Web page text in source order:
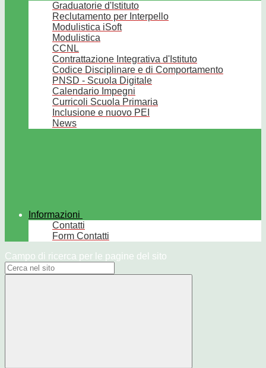
Graduatorie d'Istituto
Reclutamento per Interpello
Modulistica iSoft
Modulistica
CCNL
Contrattazione Integrativa d'Istituto
Codice Disciplinare e di Comportamento
PNSD - Scuola Digitale
Calendario Impegni
Curricoli Scuola Primaria
Inclusione e nuovo PEI
News
Informazioni
Contatti
Form Contatti
Campo di ricerca per le pagine del sito